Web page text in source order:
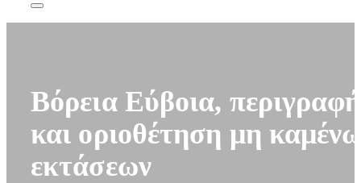
Βόρεια Εύβοια, περιγραφή
και οριοθέτηση μη
εκτάσεων